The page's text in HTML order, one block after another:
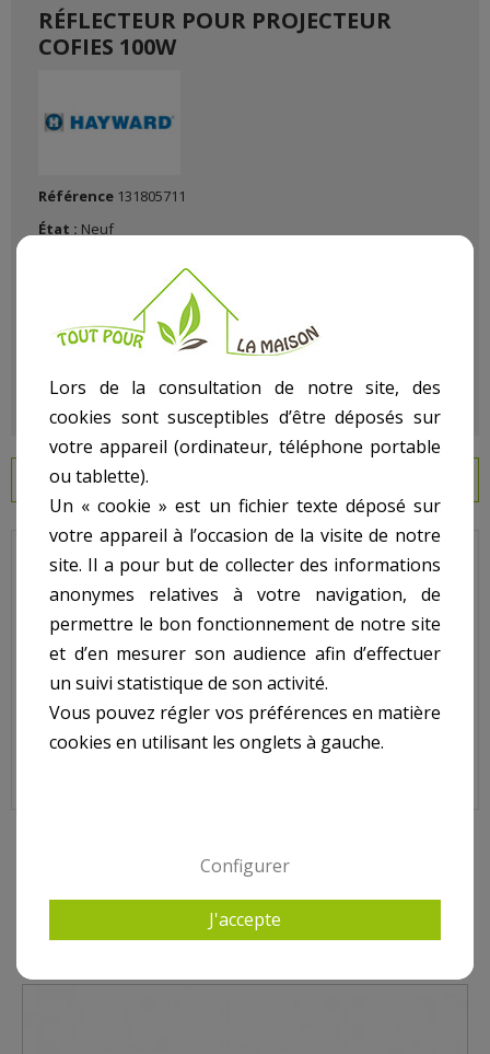
RÉFLECTEUR POUR PROJECTEUR
COFIES 100W
Référence 131805711
État : Neuf
EN SAVOIR PLUS
PRODUIT OBSOLETE
Réflecteur pour projecteur COFIES 100W.
Réflecteur pour Projecteur COFIES 100W, PHP34006
10 AUTRES PRODUITS DANS PROJECTEUR COFIES
Lors de la consultation de notre site, des
cookies sont susceptibles d’être déposés sur
votre appareil (ordinateur, téléphone portable
ou tablette).
Un « cookie » est un fichier texte déposé sur
votre appareil à l’occasion de la visite de notre
site. Il a pour but de collecter des informations
anonymes relatives à votre navigation, de
permettre le bon fonctionnement de notre site
et d’en mesurer son audience afin d’effectuer
un suivi statistique de son activité.
Vous pouvez régler vos préférences en matière
cookies en utilisant les onglets à gauche.
Configurer
J'accepte